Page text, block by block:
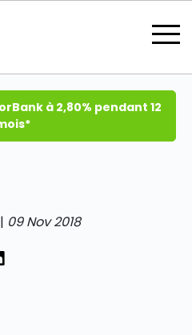
à 2,80% pendant 12
| 09 Nov 2018